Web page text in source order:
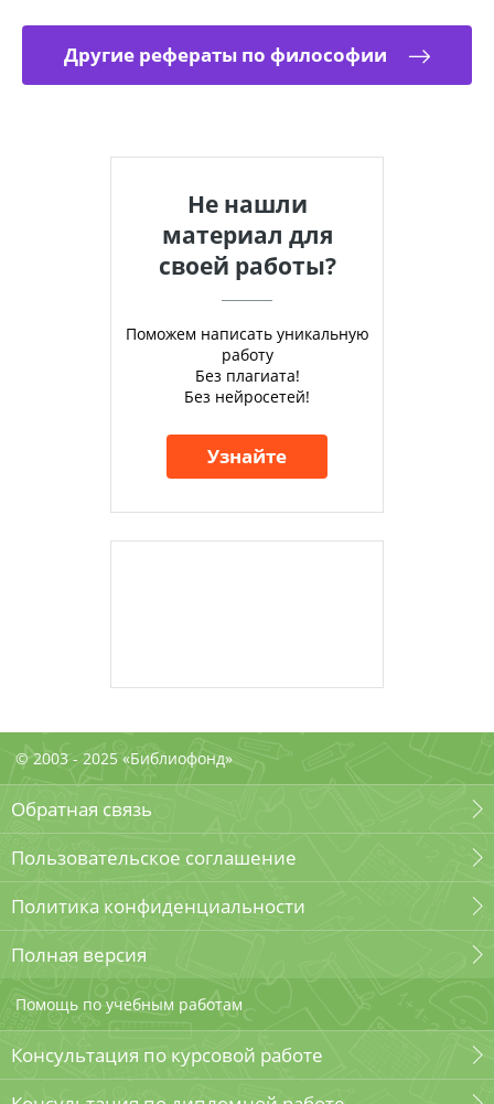
Другие рефераты по философии
Не нашли
материал для
своей работы?
Поможем написать уникальную
работу
Без плагиата!
Без нейросетей!
Узнайте
© 2003 - 2025 «Библиофонд»
Обратная связь
Пользовательское соглашение
Политика конфиденциальности
Полная версия
Помощь по учебным работам
Консультация по курсовой работе